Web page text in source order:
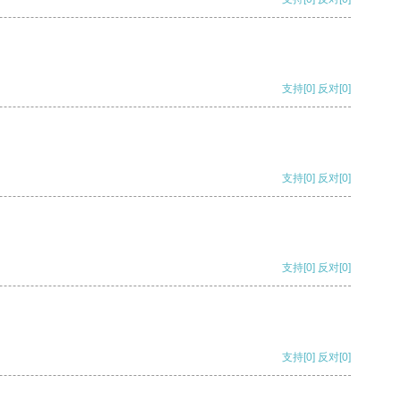
支持[0] 反对[0]
支持[0] 反对[0]
支持[0] 反对[0]
支持[0] 反对[0]